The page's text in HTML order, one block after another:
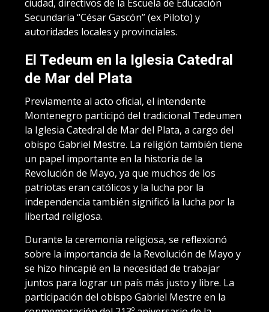
ciudad, directivos de la Escuela de Educación
Secundaria “César Gascón” (ex Piloto) y
autoridades locales y provinciales.
El Tedeum en la Iglesia Catedral
de Mar del Plata
Previamente al acto oficial, el intendente
Montenegro participó del tradicional Tedeumen
la Iglesia Catedral de Mar del Plata, a cargo del
obispo Gabriel Mestre. La religión también tiene
un papel importante en la historia de la
Revolución de Mayo, ya que muchos de los
patriotas eran católicos y la lucha por la
independencia también significó la lucha por la
libertad religiosa.
Durante la ceremonia religiosa, se reflexionó
sobre la importancia de la Revolución de Mayo y
se hizo hincapié en la necesidad de trabajar
juntos para lograr un país más justo y libre. La
participación del obispo Gabriel Mestre en la